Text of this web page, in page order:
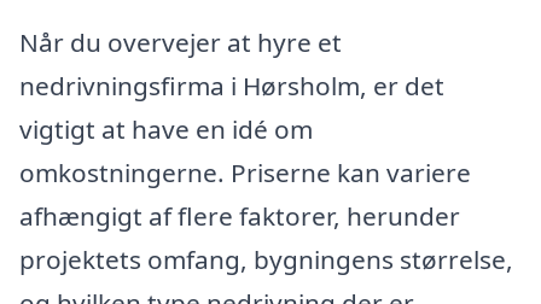
Når du overvejer at hyre et
nedrivningsfirma i Hørsholm, er det
vigtigt at have en idé om
omkostningerne. Priserne kan variere
afhængigt af flere faktorer, herunder
projektets omfang, bygningens størrelse,